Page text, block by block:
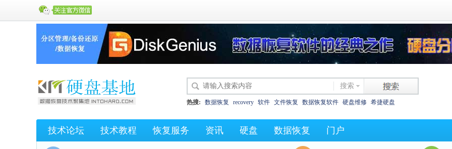
搜索
热搜: 数据恢复 recovery 软件 文件恢复 数据恢复软件 硬盘维修 希捷硬盘
KC43 保险 西数电路板 效率源dc
技术论坛 技术教程 恢复服务 资讯 硬盘 数据恢复 门户